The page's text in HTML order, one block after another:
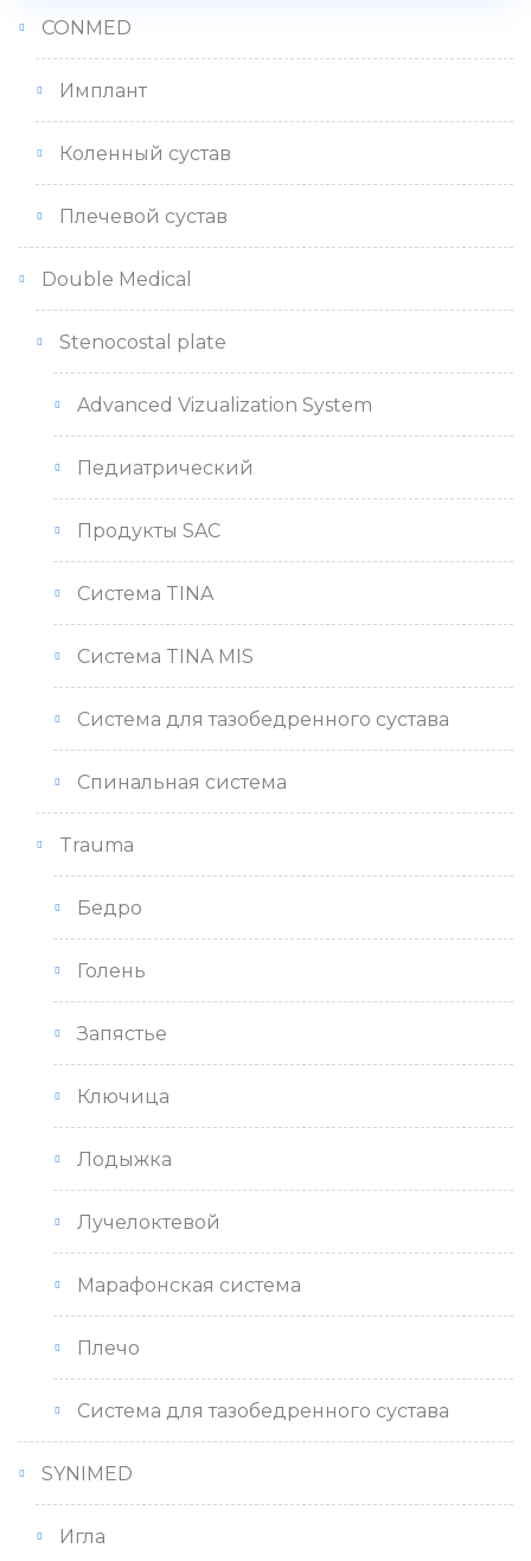
CONMED
Имплант
Коленный сустав
Плечевой сустав
Double Medical
Stenocostal plate
Advanced Vizualization System
Педиатрический
Продукты SAC
Система TINA
Система TINA MIS
Система для тазобедренного сустава
Спинальная система
Trauma
Бедро
Голень
Запястье
Ключица
Лодыжка
Лучелоктевой
Марафонская система
Плечо
Система для тазобедренного сустава
SYNIMED
Игла